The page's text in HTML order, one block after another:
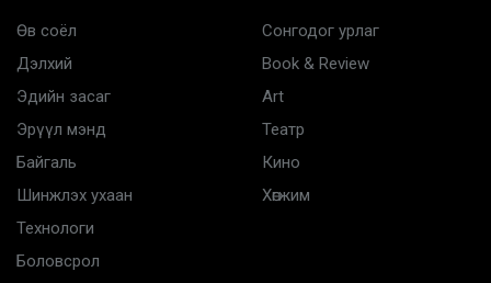
Өв соёл
Дэлхий
Эдийн засаг
Эрүүл мэнд
Байгаль
Шинжлэх ухаан
Технологи
Боловсрол
Сонгодог урлаг
Book & Review
Art
Театр
Кино
Хөгжим